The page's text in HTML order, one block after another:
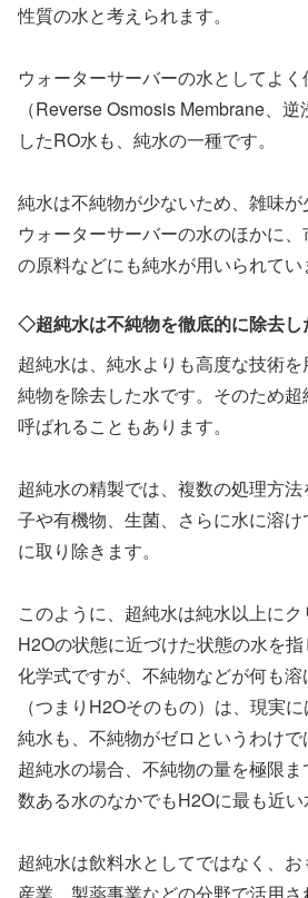
性質の水と考えられます。
ウォーターサーバーの水としてよ
（Reverse Osmosis Membrane、
したRO水も、純水の一種です。
純水は不純物が少ないため、雑味が
ウォーターサーバーの水のほかに
の原料などにも純水が用いられてい
◇超純水は不純物を徹底的に除去し
超純水は、純水よりも高度な技術
純物を除去した水です。そのため
呼ばれることもあります。
超純水の精製では、複数の処理方
子や有機物、生菌、さらに水に溶
に取り除きます。
このように、超純水は純水以上にク
H2Oの状態に近づけた状態の水を
化学式ですが、不純物などが何も
（つまりH2Oそのもの）は、現実
純水も、不純物がゼロというわけ
超純水の場合、不純物の量を極限ま
数ある水のなかでもH2Oに最も近い
超純水は飲料水としてではなく、